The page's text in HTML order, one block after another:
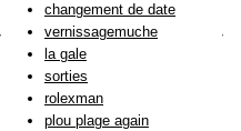
changement de date
vernissagemuche
la gale
sorties
rolexman
plou plage again